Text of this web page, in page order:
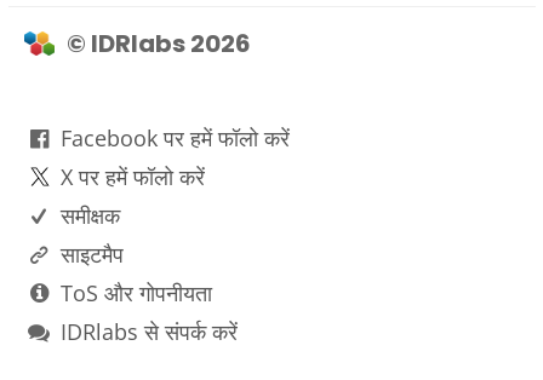
© IDRlabs 2026
Facebook पर हमें फॉलो करें
X पर हमें फॉलो करें
समीक्षक
साइटमैप
ToS और गोपनीयता
IDRlabs से संपर्क करें